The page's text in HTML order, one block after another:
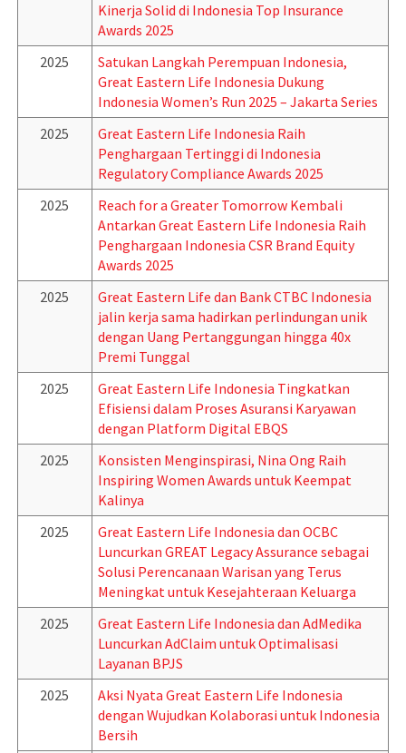
Kinerja Solid di Indonesia Top Insurance
Awards 2025
2025
Satukan Langkah Perempuan Indonesia,
Great Eastern Life Indonesia Dukung
Indonesia Women’s Run 2025 – Jakarta Series
2025
Great Eastern Life Indonesia Raih
Penghargaan Tertinggi di Indonesia
Regulatory Compliance Awards 2025
2025
Reach for a Greater Tomorrow Kembali
Antarkan Great Eastern Life Indonesia Raih
Penghargaan Indonesia CSR Brand Equity
Awards 2025
2025
Great Eastern Life dan Bank CTBC Indonesia
jalin kerja sama hadirkan perlindungan unik
dengan Uang Pertanggungan hingga 40x
Premi Tunggal
2025
Great Eastern Life Indonesia Tingkatkan
Efisiensi dalam Proses Asuransi Karyawan
dengan Platform Digital EBQS
2025
Konsisten Menginspirasi, Nina Ong Raih
Inspiring Women Awards untuk Keempat
Kalinya
2025
Great Eastern Life Indonesia dan OCBC
Luncurkan GREAT Legacy Assurance sebagai
Solusi Perencanaan Warisan yang Terus
Meningkat untuk Kesejahteraan Keluarga
2025
Great Eastern Life Indonesia dan AdMedika
Luncurkan AdClaim untuk Optimalisasi
Layanan BPJS
2025
Aksi Nyata Great Eastern Life Indonesia
dengan Wujudkan Kolaborasi untuk Indonesia
Bersih